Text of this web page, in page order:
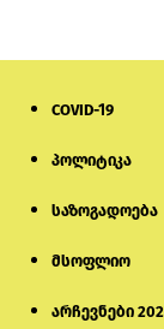
COVID-19
პოლიტიკა
საზოგადოება
მსოფლიო
არჩევნები